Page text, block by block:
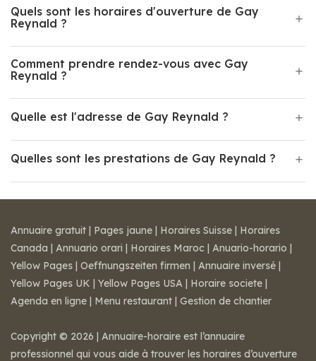
Quels sont les horaires d'ouverture de Gay
Reynald ?
Comment prendre rendez-vous avec Gay
Reynald ?
Quelle est l'adresse de Gay Reynald ?
Quelles sont les prestations de Gay Reynald ?
Annuaire gratuit | Pages jaune | Horaires Suisse | Horaires
Canada | Annuario orari | Horaires Maroc | Anuario-horario |
Yellow Pages | Oeffnungszeiten firmen | Annuaire inversé |
Yellow Pages UK | Yellow Pages USA | Horaire societe |
Agenda en ligne | Menu restaurant | Gestion de chantier
Copyright © 2026 | Annuaire-horaire est l’annuaire
professionnel qui vous aide à trouver les horaires d’ouverture